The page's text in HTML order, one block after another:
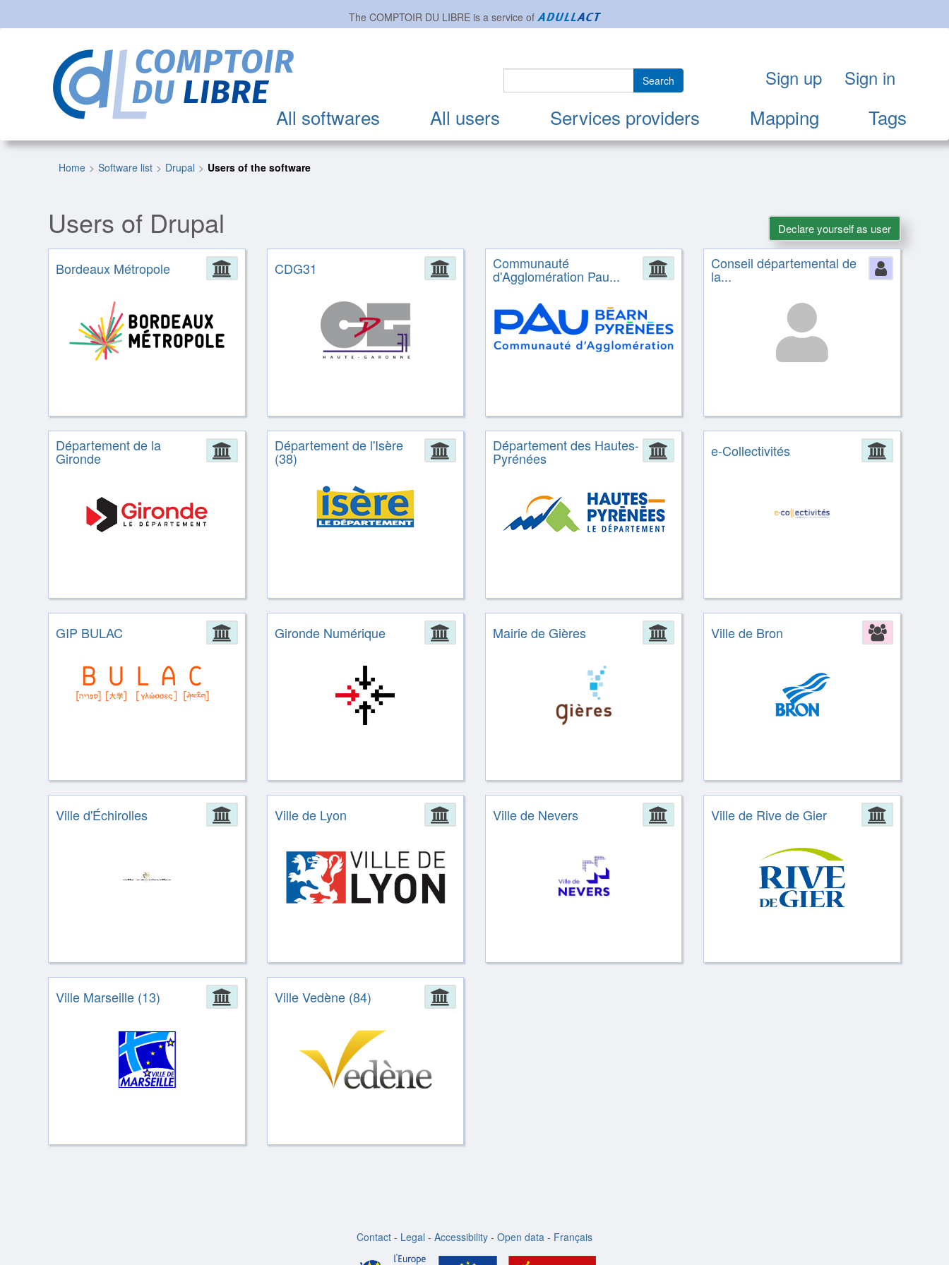
The COMPTOIR DU LIBREis a service of
All softwares All users Services providers Mapping Tags
Search Sign up Sign in
Home Software list Drupal Users of the software
Users of Drupal Declare yourself as user
Administration
Bordeaux Métropole Administration
CDG31 Administration
Communauté
d'Agglomération Pau... Person
Conseil départemental de
la...
Administration
Département de la
Gironde Administration
Département de l'Isère
(38) Administration
Département des Hautes-
Pyrénées e-Collectivités
Administration
GIP BULAC Administration
Gironde Numérique Administration
Mairie de Gières Ville de Bron
Administration
Ville d'Échirolles Administration
Ville de Lyon Administration
Ville de Nevers Ville de Rive de Gier
Administration
Ville Marseille (13) Administration
Ville Vedène (84)
Contact - Legal - Accessibility - Open data - Français